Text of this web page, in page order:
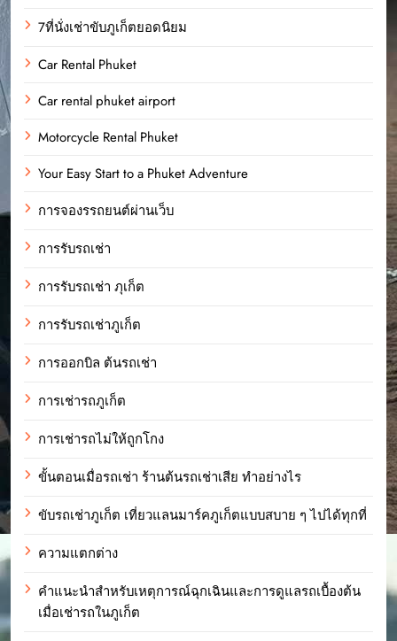
7ที่นั่งเช่าขับภูเก็ตยอดนิยม
Car Rental Phuket
Car rental phuket airport
Motorcycle Rental Phuket
Your Easy Start to a Phuket Adventure
การจองรรถยนต์ผ่านเว็บ
การรับรถเช่า
การรับรถเช่า ภุเก็ต
การรับรถเช่าภูเก็ต
การออกบิล ต้นรถเช่า
การเช่ารถภูเก็ต
การเช่ารถไม่ให้ถูกโกง
ขั้นตอนเมื่อรถเช่า ร้านต้นรถเช่าเสีย ทำอย่างไร
ขับรถเช่าภูเก็ต เที่ยวแลนมาร์คภูเก็ตแบบสบาย ๆ ไปได้ทุกที่
ความแตกต่าง
คำแนะนำสำหรับเหตุการณ์ฉุกเฉินและการดูแลรถเบื้องต้น
เมื่อเช่ารถในภูเก็ต